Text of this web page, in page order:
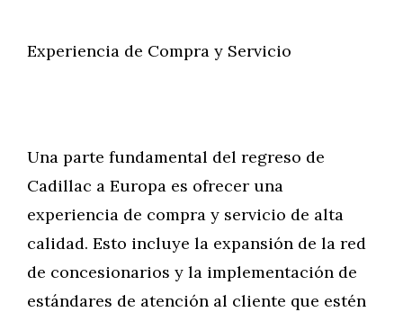
Experiencia de Compra y Servicio
Una parte fundamental del regreso de
Cadillac a Europa es ofrecer una
experiencia de compra y servicio de alta
calidad. Esto incluye la expansión de la red
de concesionarios y la implementación de
estándares de atención al cliente que estén